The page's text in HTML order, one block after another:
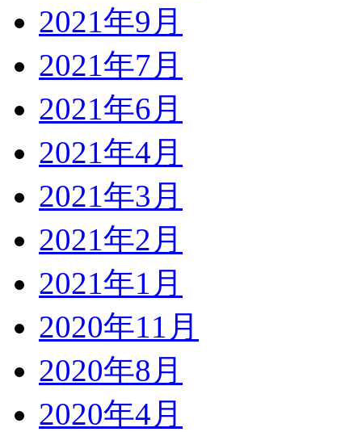
2021年9月
2021年7月
2021年6月
2021年4月
2021年3月
2021年2月
2021年1月
2020年11月
2020年8月
2020年4月